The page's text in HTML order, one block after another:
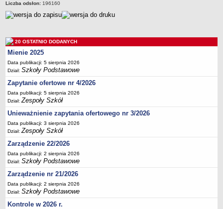
Specjalny Ośrodek nr 5
Dane podstawowe
Statut
Majątek
Godziny dyżurów
Ogłoszenie
Zarządzenia
Kontrole
Rejestry, ewidencje, archiwa
Sprawozdania
Deklaracja dostępności
Zespół Poradni
BIURO FINANSÓW OŚWIATY
Dane podstawowe
Liczba odsłon: 196160
20 OSTATNIO DODANYCH
Mienie 2025
Data publikacji: 5 sierpnia 2026
Dział:Szkoły Podstawowe
Zapytanie ofertowe nr 4/2026
Data publikacji: 5 sierpnia 2026
Dział:Zespoły Szkół
Unieważnienie zapytania ofertowego nr 3/2026
Data publikacji: 3 sierpnia 2026
Dział:Zespoły Szkół
Zarządzenie 22/2026
Data publikacji: 2 sierpnia 2026
Dział:Szkoły Podstawowe
Zarządzenie nr 21/2026
Data publikacji: 2 sierpnia 2026
Dział:Szkoły Podstawowe
Kontrole w 2026 r.